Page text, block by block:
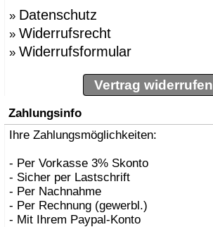
» Datenschutz
» Widerrufsrecht
» Widerrufsformular
Vertrag widerrufen
Zahlungsinfo
Ihre Zahlungsmöglichkeiten:
- Per Vorkasse 3% Skonto
- Sicher per Lastschrift
- Per Nachnahme
- Per Rechnung (gewerbl.)
- Mit Ihrem Paypal-Konto